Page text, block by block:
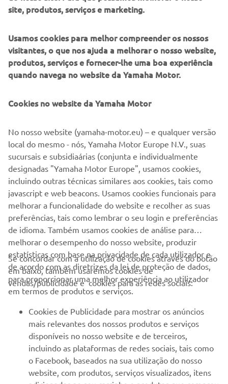
site, produtos, serviços e marketing.
Usamos cookies para melhor compreender os nossos
visitantes, o que nos ajuda a melhorar o nosso website,
produtos, serviços e fornecer-lhe uma boa experiência
quando navega no website da Yamaha Motor.
Cookies no website da Yamaha Motor
No nosso website (yamaha-motor.eu) – e qualquer versão
local do mesmo - nós, Yamaha Motor Europe N.V., suas
sucursais e subsidiaárias (conjunta e individualmente
designadas "Yamaha Motor Europe", usamos cookies,
incluindo outras técnicas similares aos cookies, tais como
javascript e web beacons. Usamos cookies funcionais para
melhorar a funcionalidade do website e recolher as suas
preferências, tais como lembrar o seu login e preferências
de idioma. Também usamos cookies de análise para
melhorar o desempenho do nosso website, produzir
estatísticas com base na privacidade de cada utilizador e
de acordo com as diretrizes da lei de proteção de dados,
para proporcionar uma melhor experiência ao utilizador
em termos de produtos e serviços.
Se concordar com a utilização de cookies através do botão
em baixo, também usaremos cookies de
vendas/publicidade e cookies para as redes sociais:
Cookies de Publicidade para mostrar os anúncios
mais relevantes dos nossos produtos e serviços
disponíveis no nosso website e de terceiros,
incluindo as plataformas de redes sociais, tais como
o Facebook, baseados na sua utilização do nosso
website, com produtos, serviços visualizados, itens